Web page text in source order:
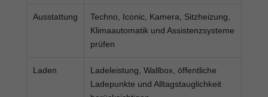
Ausstattung
Techno, Iconic, Kamera, Sitzheizung,
Klimaautomatik und Assistenzsysteme
prüfen
Laden
Ladeleistung, Wallbox, öffentliche
Ladepunkte und Alltagstauglichkeit